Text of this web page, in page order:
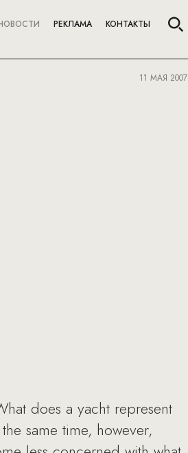
РЕКЛАМА КОНТАКТЫ
11 МАЯ 2007
does a yacht represent
same time, however,